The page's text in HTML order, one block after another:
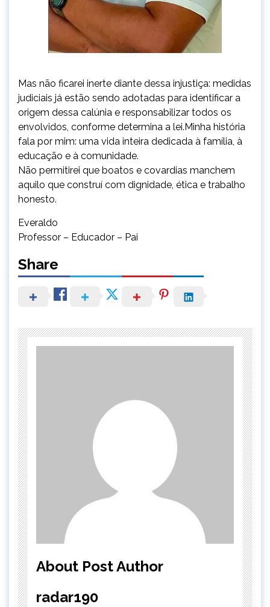
Mas não ficarei inerte diante dessa injustiça: medidas
judiciais já estão sendo adotadas para identificar a
origem dessa calúnia e responsabilizar todos os
envolvidos, conforme determina a lei.Minha história
fala por mim: uma vida inteira dedicada à família, à
educação e à comunidade.
Não permitirei que boatos e covardias manchem
aquilo que construí com dignidade, ética e trabalho
honesto.
Everaldo
Professor – Educador – Pai
Share
About Post Author
radar190